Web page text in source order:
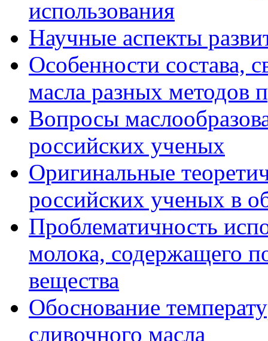
использования
Научные аспекты
Особенности состава,
масла разных методов
Вопросы
российских ученых
Оригинальные
российских ученых в
Проблематичность
молока, содержащего
вещества
Обоснование
сливочного масла